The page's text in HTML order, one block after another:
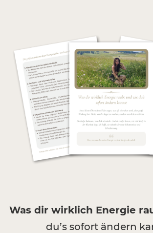
Was dir wirklich Energie
du’s sofort ändern